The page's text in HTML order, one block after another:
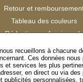
Retour et
Tableau des couleurs
Réduction professionnels
Satisfaction Clients
recueillons à chacune
Ces données nous
et services les plus
en direct ou via des
publicités personnalisées,